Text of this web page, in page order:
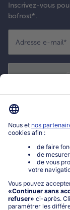
Inscrivez-vous
bofrost*.
Adresse e-mail*
Mon compte